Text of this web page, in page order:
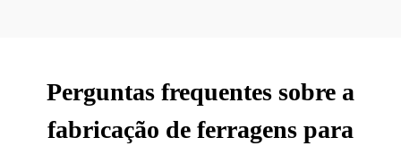
Perguntas frequentes sobre a
fabricação de ferragens para